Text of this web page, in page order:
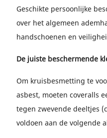
Geschikte persoonlijke
over het algemeen
handschoenen en
De juiste beschermende
Om kruisbesmetting te
asbest, moeten coveralls
tegen zwevende deeltjes
voldoen aan de volgende